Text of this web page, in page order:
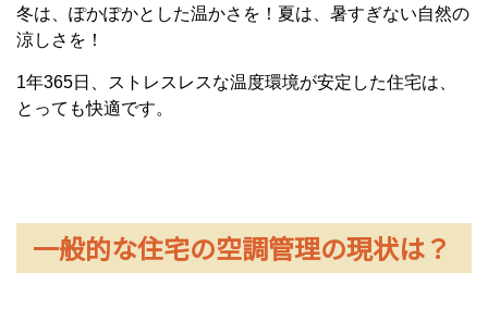
冬は、ぽかぽかとした温かさを！夏は、暑すぎない自然の
涼しさを！
1年365日、ストレスレスな温度環境が安定した住宅は、
とっても快適です。
一般的な住宅の空調管理の現状は？